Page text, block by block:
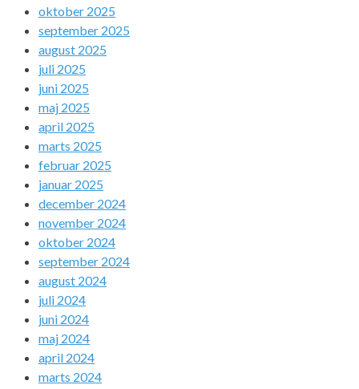
oktober 2025
september 2025
august 2025
juli 2025
juni 2025
maj 2025
april 2025
marts 2025
februar 2025
januar 2025
december 2024
november 2024
oktober 2024
september 2024
august 2024
juli 2024
juni 2024
maj 2024
april 2024
marts 2024